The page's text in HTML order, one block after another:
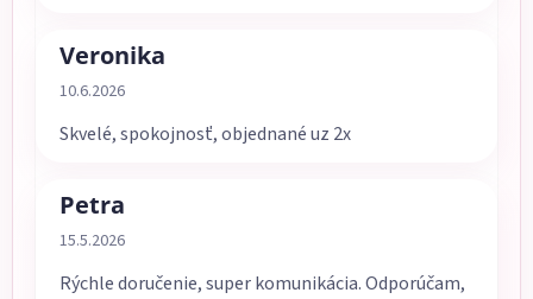
Veronika
Hodnotenie obchodu je 5 z 5 hviezdičiek.
10.6.2026
Skvelé, spokojnosť, objednané uz 2x
Petra
Hodnotenie obchodu je 5 z 5 hviezdičiek.
15.5.2026
Rýchle doručenie, super komunikácia. Odporúčam,